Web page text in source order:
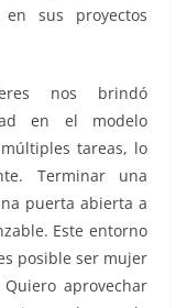
en sus proyectos
nos brindó
en el modelo
tareas, lo
Terminar una
puerta abierta a
Este entorno
posible ser mujer
aprovechar